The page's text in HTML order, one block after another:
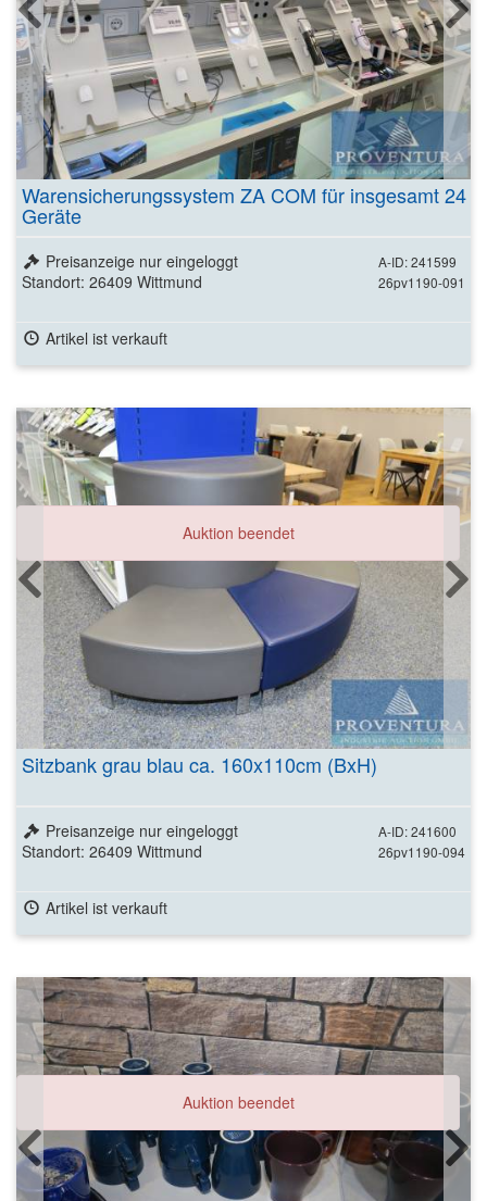
Warensicherungssystem ZA COM für insgesamt 24
Geräte
A-ID: 241599
26pv1190-091
Preisanzeige nur eingeloggt
Standort: 26409 Wittmund
Artikel ist verkauft
Auktion beendet
Sitzbank grau blau ca. 160x110cm (BxH)
A-ID: 241600
26pv1190-094
Preisanzeige nur eingeloggt
Standort: 26409 Wittmund
Artikel ist verkauft
Auktion beendet